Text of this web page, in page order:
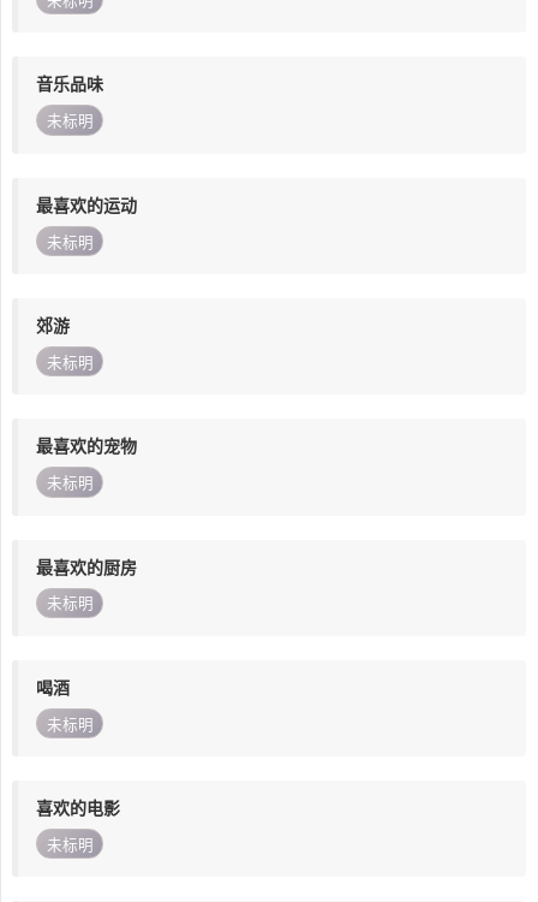
音乐品味
未标明
最喜欢的运动
未标明
郊游
未标明
最喜欢的宠物
未标明
最喜欢的厨房
未标明
喝酒
未标明
喜欢的电影
未标明